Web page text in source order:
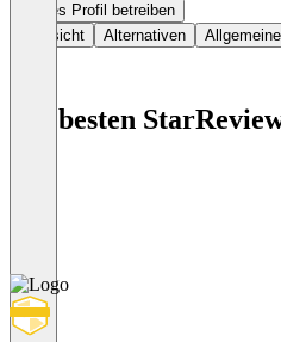
Dieses Profil betreiben
Übersicht
Alternativen
Die besten